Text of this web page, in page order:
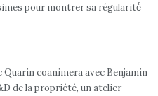
pour montrer sa régularité́
Quarin coanimera avec Benjamin
de la propriété, un atelier